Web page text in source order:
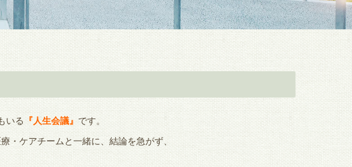
いる 『人生会議』 です。
・ケアチームと一緒に、結論を急がず、